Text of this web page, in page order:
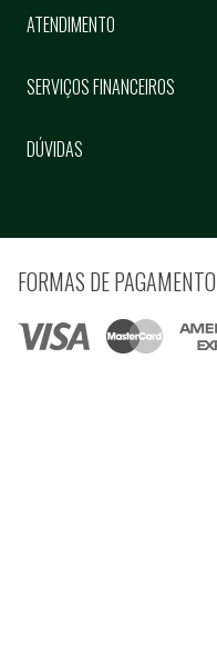
ATENDIMENTO
SERVIÇOS FINANCEIROS
DÚVIDAS
FORMAS DE PAGAMENTO